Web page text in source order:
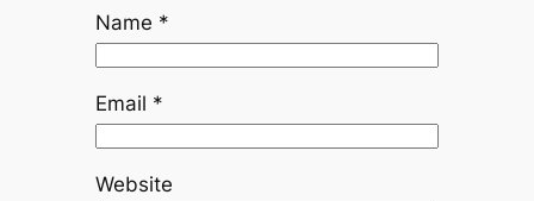
Name *
Email *
Website